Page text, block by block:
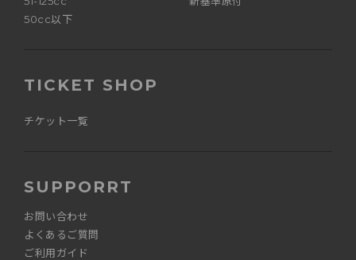
50cc以下
TICKET SHOP
チケット一覧
SUPPORRT
お問い合わせ
よくあるご質問
ご利用ガイド